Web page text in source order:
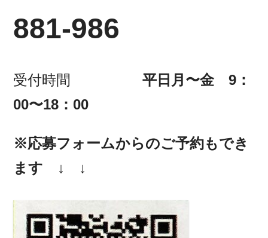
881-986
受付時間
平日月〜金 9：
00〜18：00
※応募フォームからのご予約もでき
ます ↓ ↓